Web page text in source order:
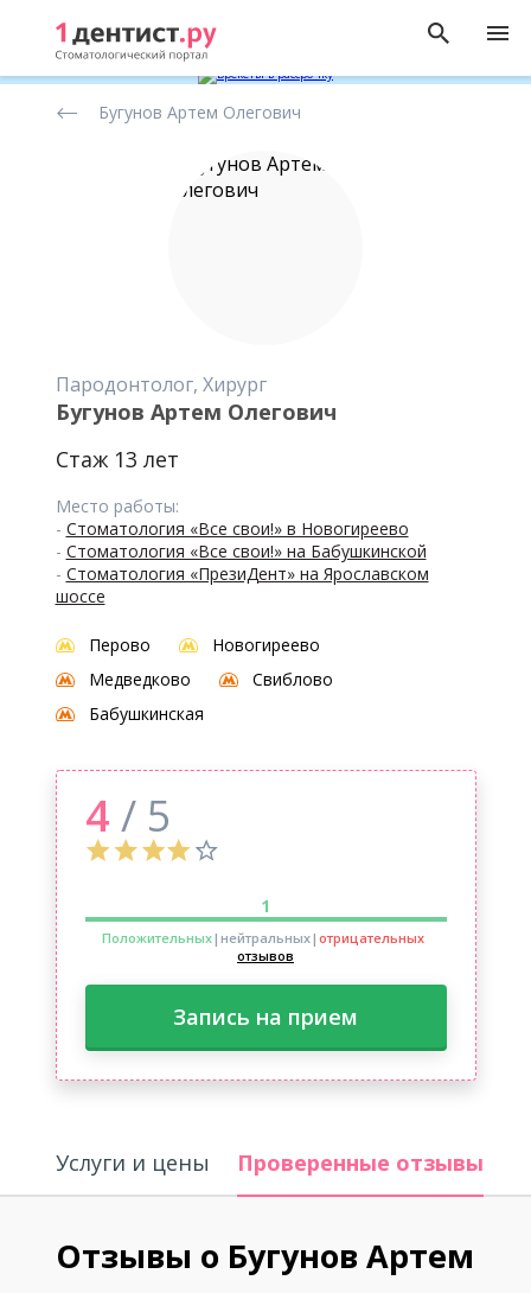
стоматологов
Бугунов Артем Олегович
Пародонтолог, Хирург
Бугунов Артем Олегович
Стаж 13 лет
Место работы:
- Стоматология «Все свои!» в Новогиреево
- Стоматология «Все свои!» на Бабушкинской
- Стоматология «ПрезиДент» на Ярославском
шоссе
Перово
Новогиреево
Медведково
Свиблово
Бабушкинская
4 / 5
1
Положительных|нейтральных| отрицательных
отзывов
Запись на прием
Услуги и цены Проверенные отзывы
Отзывы о Бугунов Артем